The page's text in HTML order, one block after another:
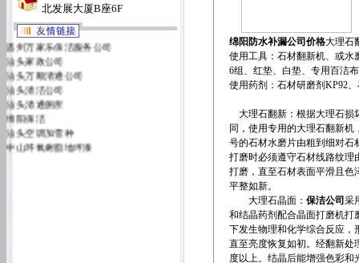
北发展大厦B座6F
温州万家乐保洁服务公司
汕头家政公司
汕头万顺清通公司
汕头清洁公司
汕头清通厕所
绵阳保洁
汕头空调加雪种
中山环氧树脂地坪漆
汕头万佳清洁服务有限公司
绵阳防水补漏公司价格大理石
使用工具： 石材翻新机、或水
6组、红垫、白垫、专用百洁
使用药剂： 石材研磨剂KP92
大理石翻新：根据大理石损
同，使用专用的大理石翻新机
号的石材水磨片由粗到细对石
打磨时必须遵守石材线路纹理
打磨，直至石材表面平滑且色
平整如新。
大理石晶面： 保洁公司 采
和结晶药剂配合晶面打磨机打
下发生物理和化学综合反应，
直至亮度恢复如初。经翻新处
度以上。结晶后能增强色彩